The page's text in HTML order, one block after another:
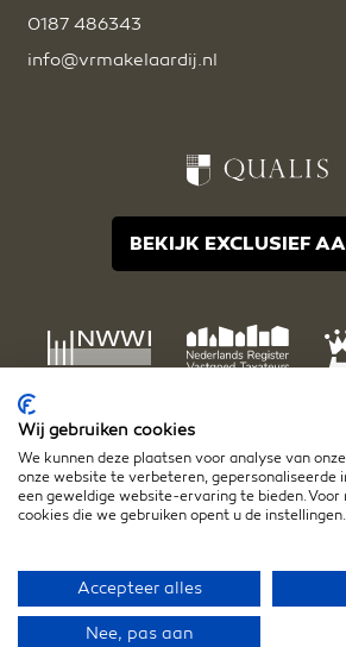
0187 486343
info@vrmakelaardij.nl
BEKIJK EXCLUSIEF
Wij gebruiken cookies
We kunnen deze plaatsen voor analyse van
onze website te verbeteren, gepersonaliseerde
een geweldige website-ervaring te bieden.
cookies die we gebruiken opent u de instellingen.
Accepteer alles
Nee, pas aan